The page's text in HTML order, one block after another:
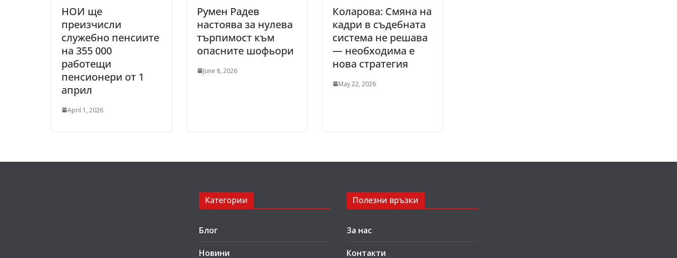
НОИ ще
преизчисли
служебно пенсиите
на 355 000
работещи
пенсионери от 1
април
April 1, 2026
Румен Радев
настоява за нулева
търпимост към
опасните шофьори
June 8, 2026
Коларова: Смяна на
кадри в съдебната
система не решава
— необходима е
нова стратегия
May 22, 2026
Категории
Блог
Новини
Полезни връзки
За нас
Контакти